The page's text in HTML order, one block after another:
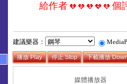
給作者
個
建議樂器：
媒體播放器